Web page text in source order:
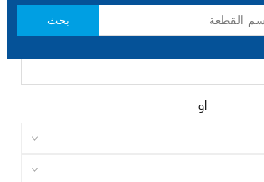
بحث
او